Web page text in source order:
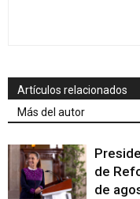
Artículos relacionados
Más del autor
de
de